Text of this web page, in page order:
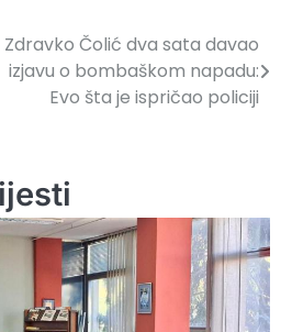
Zdravko Čolić dva sata davao
izjavu o bombaškom napadu:
Evo šta je ispričao policiji